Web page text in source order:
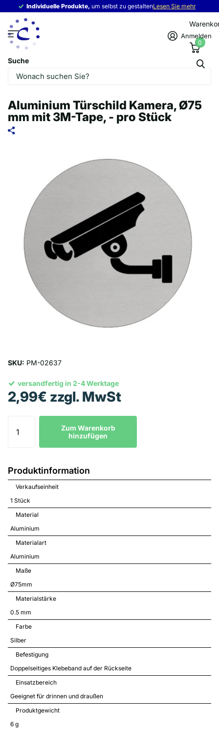
Individuelle Produkte, um selbst zu gestaltenLesen Sie mehr
Individuelle Produkte,
Suche
Anmelden
0
Aluminium Türschild Kamera, Ø75
mm mit 3M-Tape, - pro Stück
SKU: PM-02637
versandfertig in 2-4 Werktage
2,99€ zzgl. MwSt
Zum Warenkorb
hinzufügen
Produktinformation
Verkaufseinheit
1 Stück
Material
Aluminium
Materialart
Aluminium
Maße
Ø75mm
Materialstärke
0.5 mm
Farbe
Silber
Befestigung
Doppelseitiges Klebeband auf der Rückseite
Einsatzbereich
Geeignet für drinnen und draußen
Produktgewicht
6 g